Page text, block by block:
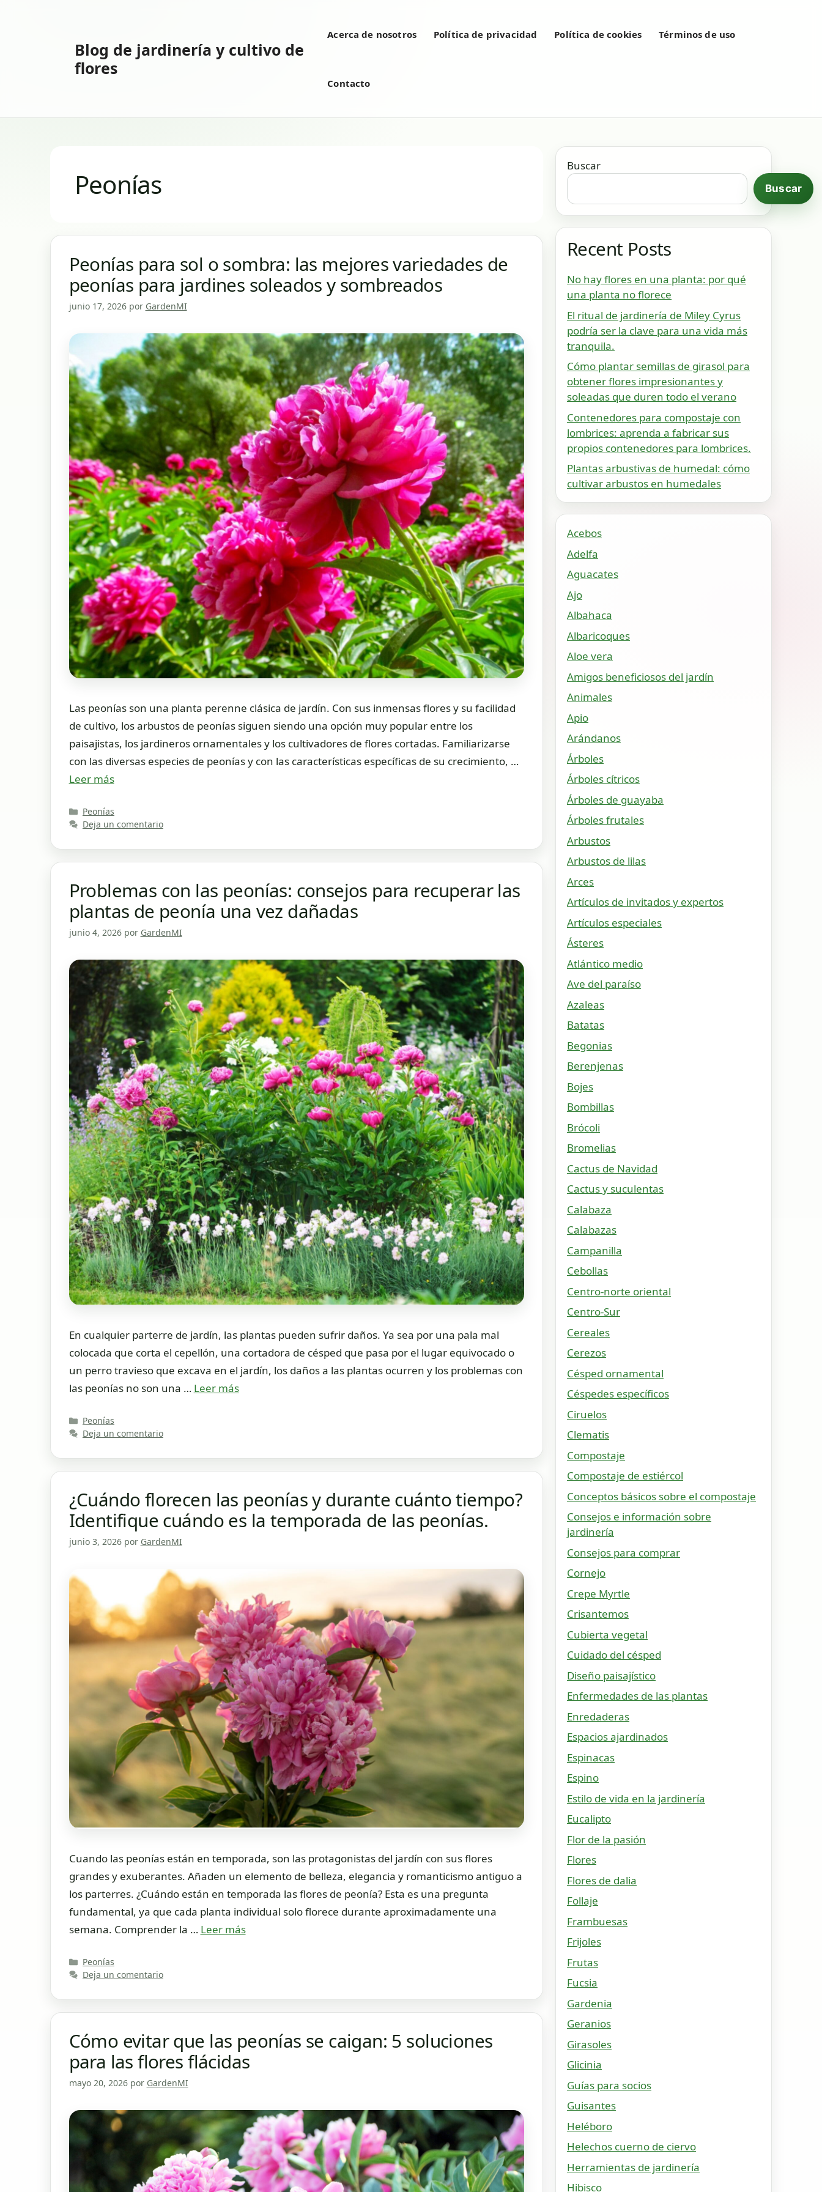
Blog de jardinería y cultivo de
flores
Acerca de nosotros Política de privacidad Política de cookies Términos de uso
Contacto
Peonías
Peonías para sol o sombra: las mejores variedades de
peonías para jardines soleados y sombreados
junio 17, 2026 por GardenMI
Las peonías son una planta perenne clásica de jardín. Con sus inmensas flores y su facilidad
de cultivo, los arbustos de peonías siguen siendo una opción muy popular entre los
paisajistas, los jardineros ornamentales y los cultivadores de flores cortadas. Familiarizarse
con las diversas especies de peonías y con las características específicas de su crecimiento, …
Leer más
Categorías
Peonías
Deja un comentario
Problemas con las peonías: consejos para recuperar las
plantas de peonía una vez dañadas
junio 4, 2026 por GardenMI
En cualquier parterre de jardín, las plantas pueden sufrir daños. Ya sea por una pala mal
colocada que corta el cepellón, una cortadora de césped que pasa por el lugar equivocado o
un perro travieso que excava en el jardín, los daños a las plantas ocurren y los problemas con
las peonías no son una … Leer más
Categorías
Peonías
Deja un comentario
¿Cuándo florecen las peonías y durante cuánto tiempo?
Identifique cuándo es la temporada de las peonías.
junio 3, 2026 por GardenMI
Cuando las peonías están en temporada, son las protagonistas del jardín con sus flores
grandes y exuberantes. Añaden un elemento de belleza, elegancia y romanticismo antiguo a
los parterres. ¿Cuándo están en temporada las flores de peonía? Esta es una pregunta
fundamental, ya que cada planta individual solo florece durante aproximadamente una
semana. Comprender la … Leer más
Categorías
Peonías
Deja un comentario
Cómo evitar que las peonías se caigan: 5 soluciones
para las flores flácidas
mayo 20, 2026 por GardenMI
Buscar
Buscar
Recent Posts
No hay flores en una planta: por qué
una planta no florece
El ritual de jardinería de Miley Cyrus
podría ser la clave para una vida más
tranquila.
Cómo plantar semillas de girasol para
obtener flores impresionantes y
soleadas que duren todo el verano
Contenedores para compostaje con
lombrices: aprenda a fabricar sus
propios contenedores para lombrices.
Plantas arbustivas de humedal: cómo
cultivar arbustos en humedales
Acebos
Adelfa
Aguacates
Ajo
Albahaca
Albaricoques
Aloe vera
Amigos beneficiosos del jardín
Animales
Apio
Arándanos
Árboles
Árboles cítricos
Árboles de guayaba
Árboles frutales
Arbustos
Arbustos de lilas
Arces
Artículos de invitados y expertos
Artículos especiales
Ásteres
Atlántico medio
Ave del paraíso
Azaleas
Batatas
Begonias
Berenjenas
Bojes
Bombillas
Brócoli
Bromelias
Cactus de Navidad
Cactus y suculentas
Calabaza
Calabazas
Campanilla
Cebollas
Centro-norte oriental
Centro-Sur
Cereales
Cerezos
Césped ornamental
Céspedes específicos
Ciruelos
Clematis
Compostaje
Compostaje de estiércol
Conceptos básicos sobre el compostaje
Consejos e información sobre
jardinería
Consejos para comprar
Cornejo
Crepe Myrtle
Crisantemos
Cubierta vegetal
Cuidado del césped
Diseño paisajístico
Enfermedades de las plantas
Enredaderas
Espacios ajardinados
Espinacas
Espino
Estilo de vida en la jardinería
Eucalipto
Flor de la pasión
Flores
Flores de dalia
Follaje
Frambuesas
Frijoles
Frutas
Fucsia
Gardenia
Geranios
Girasoles
Glicinia
Guías para socios
Guisantes
Heléboro
Helechos cuerno de ciervo
Herramientas de jardinería
Hibisco